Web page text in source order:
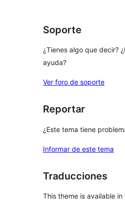
Soporte
¿Tienes algo que decir?
ayuda?
Ver foro de soporte
Reportar
¿Este tema tiene
Informar de este tema
Traducciones
This theme is available